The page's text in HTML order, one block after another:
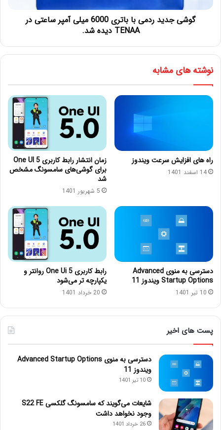
گوشی جدید ردمی با باتری 6000 میلی آمپر ساعتی در
TENAA دیده شد.
نوشته های مشابه
راه های افزایش سرعت ویندوز
14 اسفند 1401
زمان انتشار رابط کاربری One UI 5
برای گوشی‌های سامسونگ مشخص
شد
5 شهریور 1401
دسترسی به منوی Advanced
Startup Options ویندوز 11
10 تیر 1401
رابط کاربری One Ui 5 روانتر و
یکپارچه تر می‌شود
20 خرداد 1401
پست های اخیر
دسترسی به منوی Advanced Startup Options
ویندوز 11
10 تیر 1401
شایعات می‌گویند که سامسونگ گلکسی S22 FE
وجود نخواهد داشت
26 خرداد 1401